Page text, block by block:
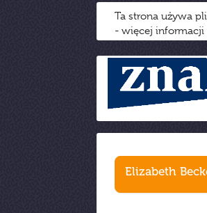
Ta strona używa
- więcej informacji
Elizabeth